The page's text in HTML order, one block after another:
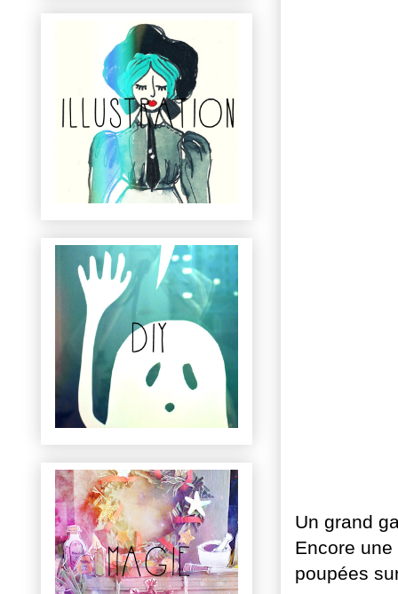
Un grand
Encore
poupées